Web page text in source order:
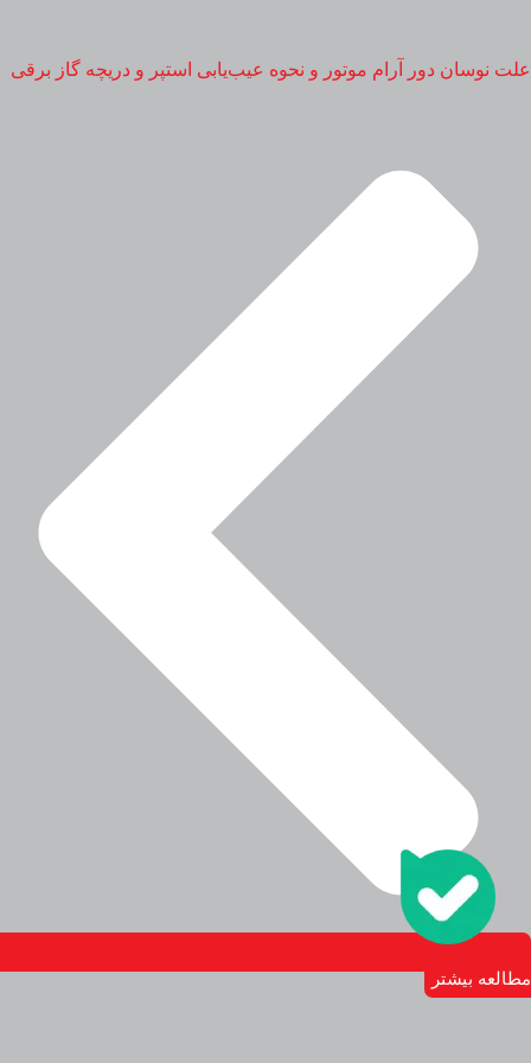
علت نوسان دور آرام موتور و نحوه عیب‌یابی استپر و دریچه گاز برقی
مطالعه بیشتر